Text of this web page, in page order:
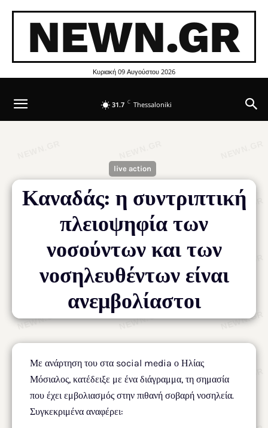
NEWN.GR
Κυριακή 09 Αυγούστου 2026
31.7 C Thessaloniki
live action
Καναδάς: η συντριπτική
πλειοψηφία των
νοσούντων και των
νοσηλευθέντων είναι
ανεμβολίαστοι
Με ανάρτηση του στα social media ο Ηλίας
Μόσιαλος, κατέδειξε με ένα διάγραμμα, τη σημασία
που έχει εμβολιασμός στην πιθανή σοβαρή νοσηλεία.
Συγκεκριμένα αναφέρει: